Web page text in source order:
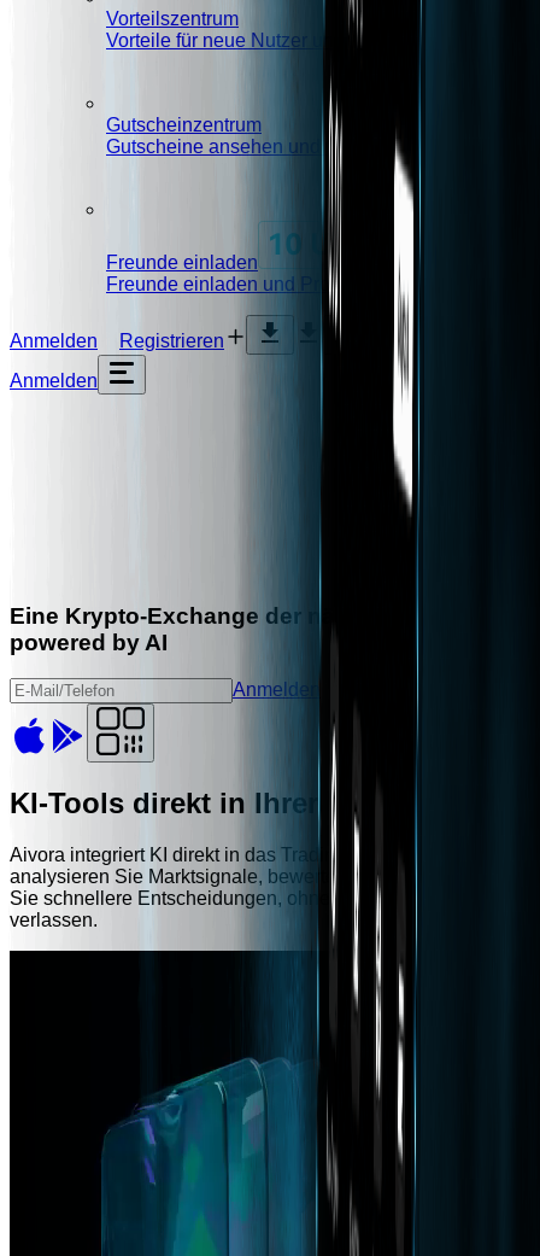
Vorteilszentrum
Vorteile für neue Nutzer und exklusive Rechte
Gutscheinzentrum
Gutscheine ansehen und verwenden
Freunde einladen
Freunde einladen und Provisionen teilen
Anmelden
Registrieren
Anmelden
Eine Krypto-Exchange der nächsten
powered by AI
Anmelden
KI-Tools direkt in Ihrer Börse
Aivora integriert KI direkt in das Trading-Erlebnis —
analysieren Sie Marktsignale, bewerten Sie Risiken und
Sie schnellere Entscheidungen, ohne die Plattform zu
verlassen.